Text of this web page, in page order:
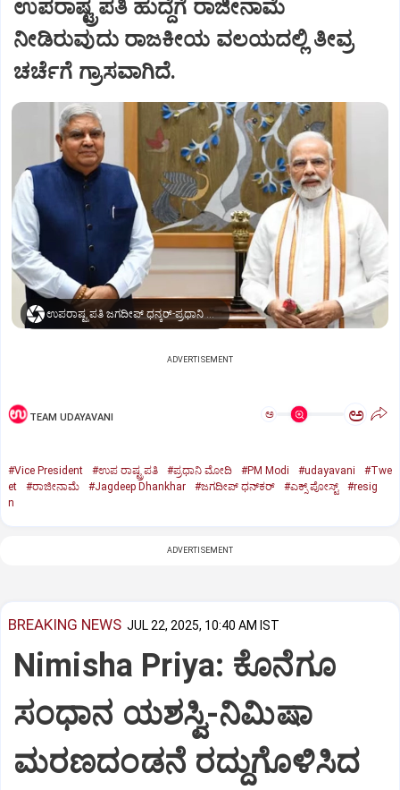
ಉಪರಾಷ್ಟ್ರಪತಿ ಹುದ್ದೆಗೆ ರಾಜೀನಾಮೆ
ನೀಡಿರುವುದು ರಾಜಕೀಯ ವಲಯದಲ್ಲಿ ತೀವ್ರ
ಚರ್ಚೆಗೆ ಗ್ರಾಸವಾಗಿದೆ.
ಉಪರಾಷ್ಟ್ರಪತಿ ಜಗದೀಪ್‌ ಧನ್ಕರ್-ಪ್ರಧಾನಿ ಮೋದಿ
ADVERTISEMENT
TEAM UDAYAVANI ಅ ಅ
#Vice President #ಉಪ ರಾಷ್ಟ್ರಪತಿ #ಪ್ರಧಾನಿ ಮೋದಿ #PM Modi #udayavani
#Twe
et
#ರಾಜೀನಾಮೆ #Jagdeep Dhankhar #ಜಗದೀಪ್‌ ಧನ್‌ಕರ್‌ #ಎಕ್ಸ್‌ ಪೋಸ್ಟ್
#resig
n
ADVERTISEMENT
BREAKING NEWS JUL 22, 2025, 10:40 AM IST
Nimisha Priya: ಕೊನೆಗೂ
ಸಂಧಾನ ಯಶಸ್ವಿ-ನಿಮಿಷಾ
ಮರಣದಂಡನೆ ರದ್ದುಗೊಳಿಸಿದ